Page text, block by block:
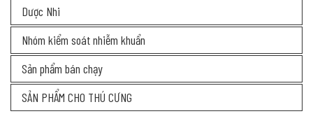
Dược Nhi
Nhóm kiểm soát nhiễm khuẩn
Sản phẩm bán chạy
SẢN PHẨM CHO THÚ CƯNG